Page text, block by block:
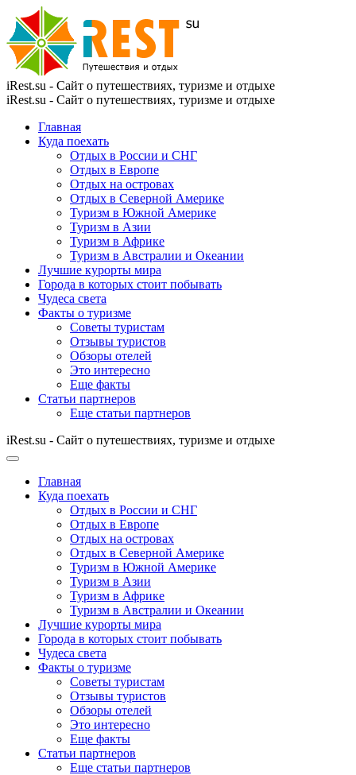
iRest.su - Сайт о путешествиях, туризме и отдыхе
iRest.su - Сайт о путешествиях, туризме и отдыхе
Главная
Куда поехать
Отдых в России и СНГ
Отдых в Европе
Отдых на островах
Отдых в Северной Америке
Туризм в Южной Америке
Туризм в Азии
Туризм в Африке
Туризм в Австралии и Океании
Лучшие курорты мира
Города в которых стоит побывать
Чудеса света
Факты о туризме
Советы туристам
Отзывы туристов
Обзоры отелей
Это интересно
Еще факты
Статьи партнеров
Еще статьи партнеров
iRest.su - Сайт о путешествиях, туризме и отдыхе
Главная
Куда поехать
Отдых в России и СНГ
Отдых в Европе
Отдых на островах
Отдых в Северной Америке
Туризм в Южной Америке
Туризм в Азии
Туризм в Африке
Туризм в Австралии и Океании
Лучшие курорты мира
Города в которых стоит побывать
Чудеса света
Факты о туризме
Советы туристам
Отзывы туристов
Обзоры отелей
Это интересно
Еще факты
Статьи партнеров
Еще статьи партнеров